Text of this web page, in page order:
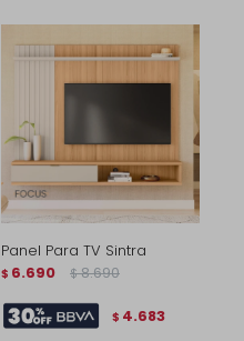
Panel Para TV Sintra
$ 6.690 $ 8.690
$ 4.683